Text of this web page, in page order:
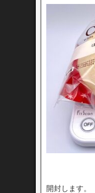
開封します。